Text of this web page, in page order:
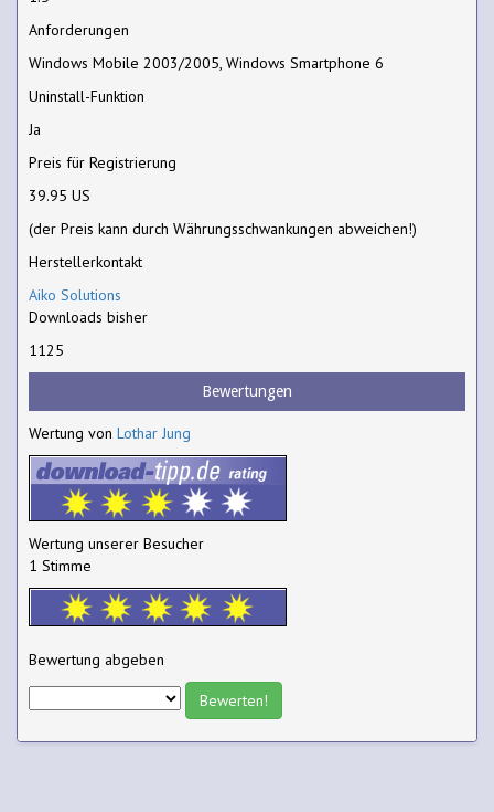
Anforderungen
Windows Mobile 2003/2005, Windows Smartphone 6
Uninstall-Funktion
Ja
Preis für Registrierung
39.95 US
(der Preis kann durch Währungsschwankungen abweichen!)
Herstellerkontakt
Aiko Solutions
Downloads bisher
1125
Bewertungen
Wertung von Lothar Jung
Wertung unserer Besucher
1 Stimme
Bewertung abgeben